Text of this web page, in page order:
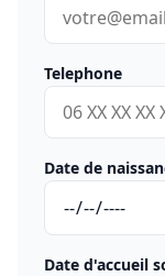
Telephone
Date de
Date d'accueil